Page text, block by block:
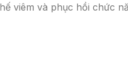
viêm và phục hồi chức